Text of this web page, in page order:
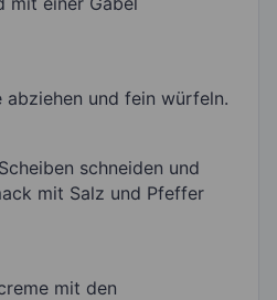
abziehen und fein würfeln.
schneiden und
mit Salz und Pfeffer
mit den